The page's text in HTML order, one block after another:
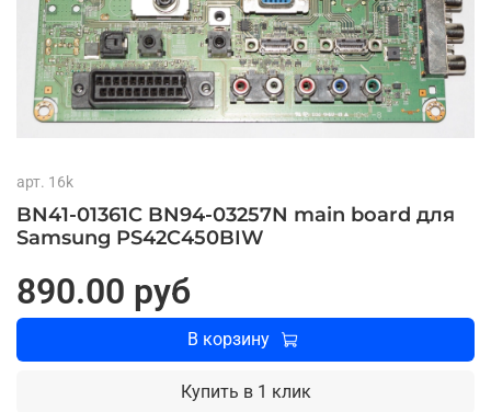
арт. 16k
BN41-01361C BN94-03257N main board для
Samsung PS42C450BIW
890.00 руб
В корзину
Купить в 1 клик